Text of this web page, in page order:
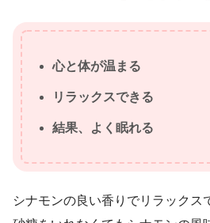
心と体が温まる
リラックスできる
結果、よく眠れる
シナモンの良い香りでリラックス